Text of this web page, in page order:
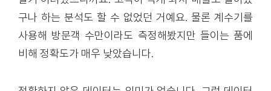
구나 하는 분석도 할 수 없었던 거예요. 물론 계수기를
사용해 방문객 수만이라도 측정해봤지만 들이는 품에
비해 정확도가 매우 낮았습니다.